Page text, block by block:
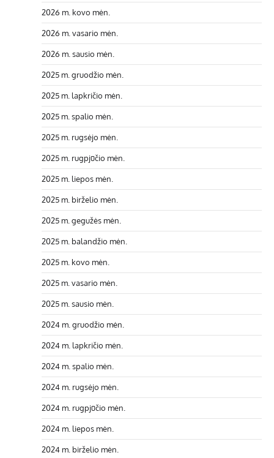
2026 m. kovo mėn.
2026 m. vasario mėn.
2026 m. sausio mėn.
2025 m. gruodžio mėn.
2025 m. lapkričio mėn.
2025 m. spalio mėn.
2025 m. rugsėjo mėn.
2025 m. rugpjūčio mėn.
2025 m. liepos mėn.
2025 m. birželio mėn.
2025 m. gegužės mėn.
2025 m. balandžio mėn.
2025 m. kovo mėn.
2025 m. vasario mėn.
2025 m. sausio mėn.
2024 m. gruodžio mėn.
2024 m. lapkričio mėn.
2024 m. spalio mėn.
2024 m. rugsėjo mėn.
2024 m. rugpjūčio mėn.
2024 m. liepos mėn.
2024 m. birželio mėn.